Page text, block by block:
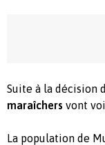
Suite à la décision
maraîchers vont
La population de